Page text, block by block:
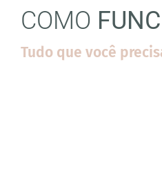
COMO
Tudo que você